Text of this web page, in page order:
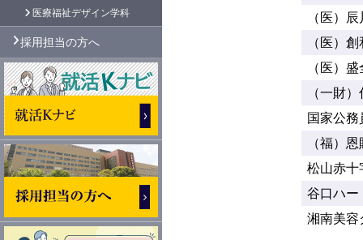
（医）
（医）
（医）
（一財
国家公
（福）
松山赤十
谷口ハー
湘南美容
医療福祉デザイン学科
採用担当の方へ